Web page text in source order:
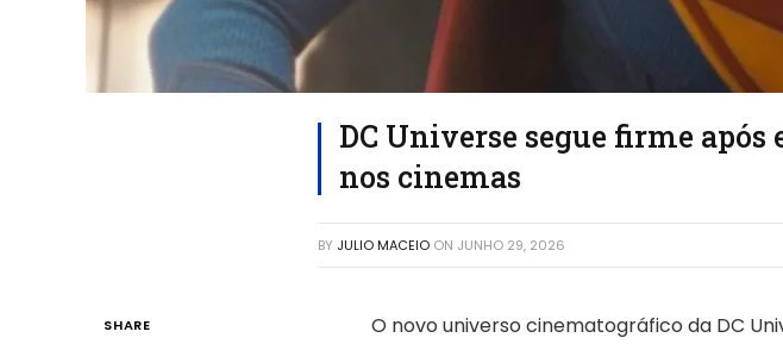
DC Universe segue firme
nos cinemas
BY JULIO MACEIO ON JUNHO 29, 2026
SHARE
O novo universo cinematográfico da DC